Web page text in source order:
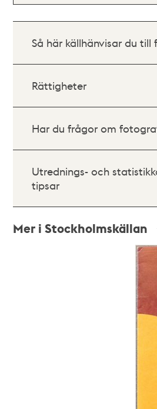
Så här källhänvisar du
Rättigheter
Har du frågor om
Utrednings- och
tipsar
Mer i Stockholmskällan